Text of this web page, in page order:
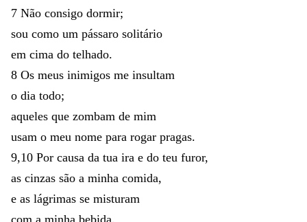
7 Não consigo dormir;
sou como um pássaro solitário
em cima do telhado.
8 Os meus inimigos me insultam
o dia todo;
aqueles que zombam de mim
usam o meu nome para rogar pragas.
9,10 Por causa da tua ira e do teu furor,
as cinzas são a minha comida,
e as lágrimas se misturam
com a minha bebida.